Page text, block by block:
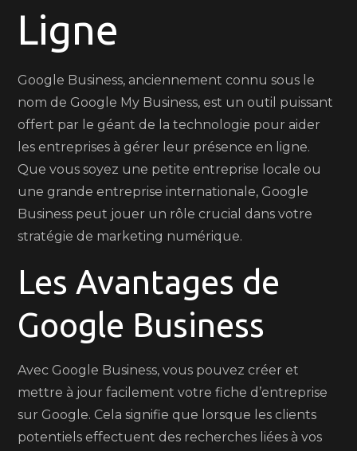
du
Succès
Ligne
Google Business, anciennement connu sous le
nom de Google My Business, est un outil puissant
offert par le géant de la technologie pour aider
les entreprises à gérer leur présence en ligne.
Que vous soyez une petite entreprise locale ou
une grande entreprise internationale, Google
Business peut jouer un rôle crucial dans votre
stratégie de marketing numérique.
Les Avantages de
Google Business
Avec Google Business, vous pouvez créer et
mettre à jour facilement votre fiche d’entreprise
sur Google. Cela signifie que lorsque les clients
potentiels effectuent des recherches liées à vos